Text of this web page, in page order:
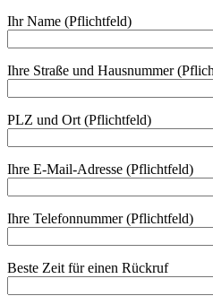
Ihr Name (Pflichtfeld)
Ihre Straße und Hausnummer
PLZ und Ort (Pflichtfeld)
Ihre E-Mail-Adresse (Pflichtfeld)
Ihre Telefonnummer (Pflichtfeld)
Beste Zeit für einen Rückruf